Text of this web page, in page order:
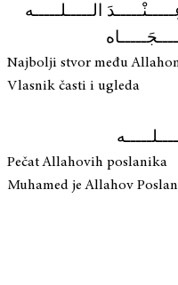
الـــــلـــــه
Najbolji stvor među
Vlasnik časti i ugleda
Pečat Allahovih poslanika
Muhamed je Allahov